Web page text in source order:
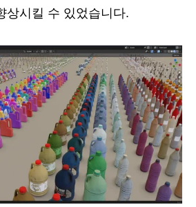
상시킬 수 있었습니다.